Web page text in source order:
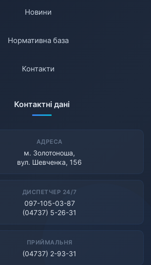
Новини
Нормативна база
Контакти
Контактні дані
АДРЕСА
м. Золотоноша,
вул. Шевченка, 156
ДИСПЕТЧЕР 24/7
097-105-03-87
(04737) 5-26-31
ПРИЙМАЛЬНЯ
(04737) 2-93-31